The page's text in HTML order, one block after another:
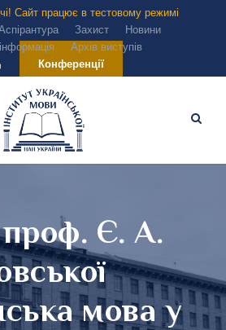
Сайт працює в тестовому режимі
Захист
Новини
Архів виступів
Конференції
Є. А.
мова у